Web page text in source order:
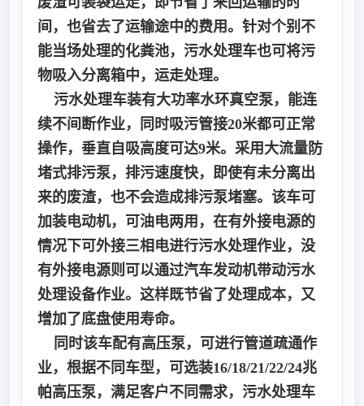
间，也省去了运输途中的费用。针对个别不
能当场处理的化粪池，污水处理车也可将污
物吸入分离箱中，运走处理。
污水处理车装有大功率水环真空泵，能连
续不间断作业，同时吸污管接20米都可正常
操作，垂直自吸高度可达9米。采用大流量防
堵式排污泵，排污速度快，即使有未分离出
来的废渣，也不会造成排污泵堵塞。该车可
加装电动机，可油电两用，在有外接电源的
情况下可外接三相电进行污水处理作业，没
有外接电源则可以通过汽车发动机带动污水
处理设备作业。这样既节省了处理成本，又
增加了底盘使用寿命。
同时该车配有高压泵，可进行管道疏通作
业，根据不同车型，可选装16/18/21/22/24兆
帕高压泵，满足客户不同需求，污水处理车